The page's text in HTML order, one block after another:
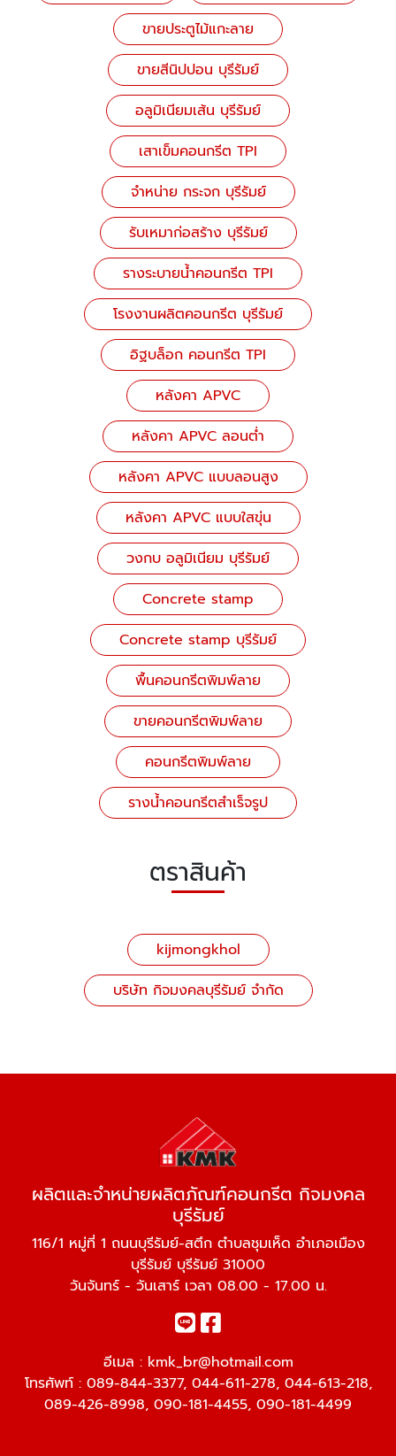
ขายประตูไม้แกะลาย
ขายสีนิปปอน บุรีรัมย์
อลูมิเนียมเส้น บุรีรัมย์
เสาเข็มคอนกรีต TPI
จำหน่าย กระจก บุรีรัมย์
รับเหมาก่อสร้าง บุรีรัมย์
รางระบายน้ำคอนกรีต TPI
โรงงานผลิตคอนกรีต บุรีรัมย์
อิฐบล็อก คอนกรีต TPI
หลังคา APVC
หลังคา APVC ลอนต่ำ
หลังคา APVC แบบลอนสูง
หลังคา APVC แบบใสขุ่น
วงกบ อลูมิเนียม บุรีรัมย์
Concrete stamp
Concrete stamp บุรีรัมย์
พื้นคอนกรีตพิมพ์ลาย
ขายคอนกรีตพิมพ์ลาย
คอนกรีตพิมพ์ลาย
รางน้ำคอนกรีตสำเร็จรูป
ตราสินค้า
kijmongkhol
บริษัท กิจมงคลบุรีรัมย์ จำกัด
ผลิตและจำหน่ายผลิตภัณฑ์คอนกรีต กิจมงคล
บุรีรัมย์
116/1 หมู่ที่ 1 ถนนบุรีรัมย์-สตึก ตำบลชุมเห็ด อำเภอเมือง
บุรีรัมย์ บุรีรัมย์ 31000
วันจันทร์ - วันเสาร์ เวลา 08.00 - 17.00 น.
อีเมล : kmk_br@hotmail.com
โทรศัพท์ : 089-844-3377, 044-611-278, 044-613-218,
089-426-8998, 090-181-4455, 090-181-4499